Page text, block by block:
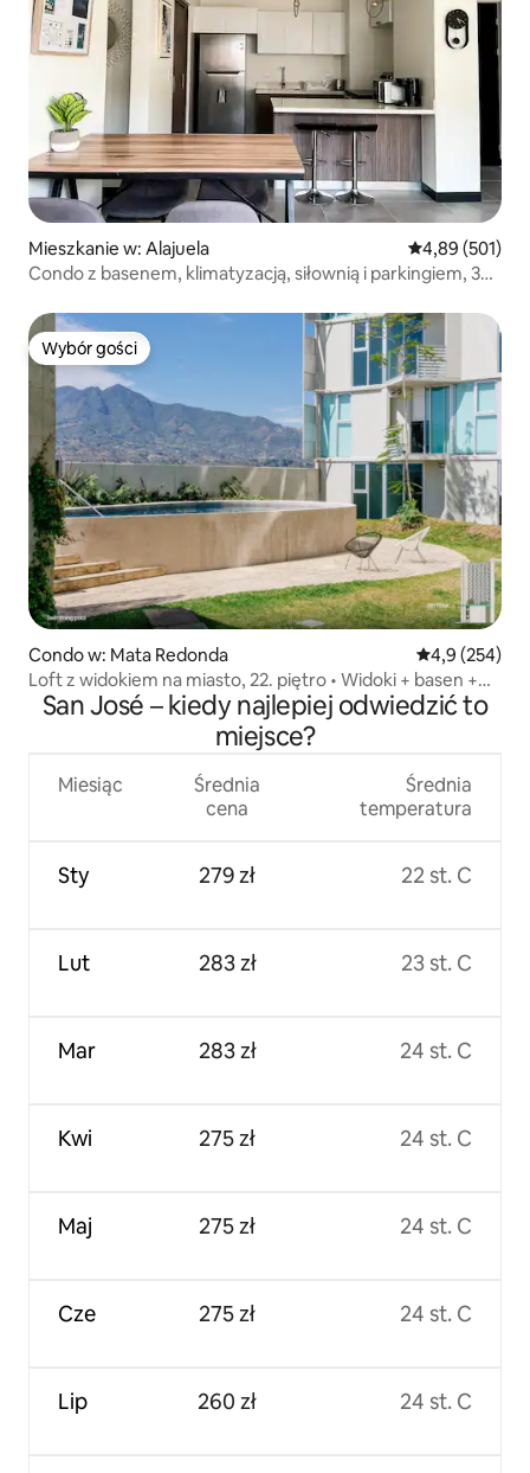
Mieszkanie w: Alajuela Średnia
4,89 (501)
Condo z basenem, klimatyzacją, siłownią i parkingiem, 3
Wybór gości
Wybór gości
Condo w: Mata Redonda Średnia
4,9 (254)
Loft z widokiem na miasto, 22. piętro • Widoki + basen +
siłownia + klimatyzacja
San José – kiedy najlepiej odwiedzić to
miejsce?
Miesiąc
Sty
Lut
Mar
Kwi
Maj
Cze
Lip
Średnia
cena
279 zł
283 zł
283 zł
275 zł
275 zł
275 zł
260 zł
Średnia
temperatura
22 st. C
23 st. C
24 st. C
24 st. C
24 st. C
24 st. C
24 st. C